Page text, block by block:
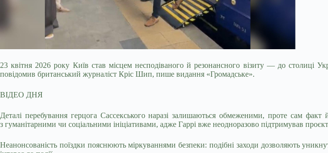
23 квітня 2026 року Київ став місцем несподіваного й резонансного візиту — до столиці
повідомив британський журналіст Кріс Шип, пише видання «Громадське».
ВІДЕО ДНЯ
Деталі перебування герцога Сассекського наразі залишаються обмеженими, проте сам
з гуманітарними чи соціальними ініціативами, адже Гаррі вже неодноразово підтримував
Неанонсованість поїздки пояснюють міркуваннями безпеки: подібні заходи дозволяють